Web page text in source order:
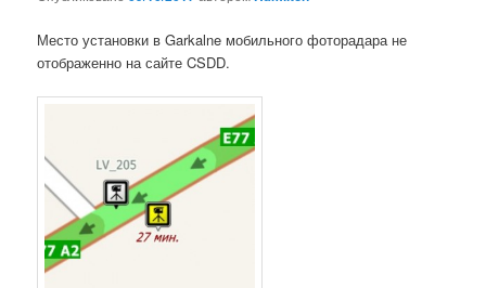
Место установки в Garkalne мобильного фоторадара не
отображенно на сайте CSDD.